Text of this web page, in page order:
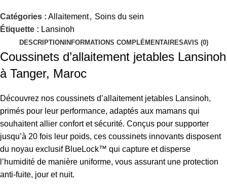
Catégories : Allaitement, Soins du sein
Étiquette : Lansinoh
DESCRIPTIONINFORMATIONS COMPLÉMENTAIRESAVIS (0)
Coussinets d’allaitement jetables Lansinoh
à Tanger, Maroc
Découvrez nos coussinets d’allaitement jetables Lansinoh,
primés pour leur performance, adaptés aux mamans qui
souhaitent allier confort et sécurité. Conçus pour supporter
jusqu’à 20 fois leur poids, ces coussinets innovants disposent
du noyau exclusif BlueLock™ qui capture et disperse
l’humidité de manière uniforme, vous assurant une protection
anti-fuite, jour et nuit.